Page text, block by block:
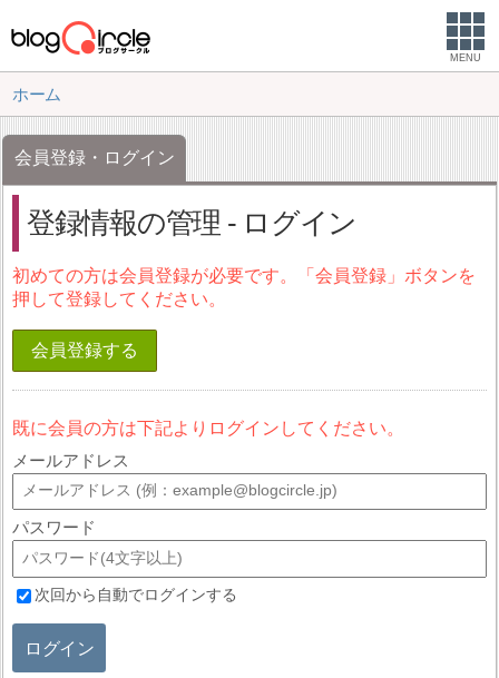
MENU
ホーム
会員登録・ログイン
登録情報の管理 - ログイン
初めての方は会員登録が必要です。「会員登録」ボタンを
押して登録してください。
会員登録する
既に会員の方は下記よりログインしてください。
メールアドレス
パスワード
次回から自動でログインする
ログイン